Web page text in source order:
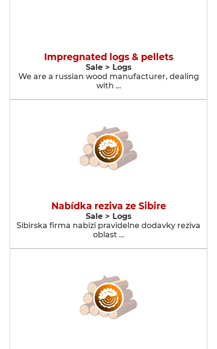
Impregnated logs & pellets
Sale > Logs
We are a russian wood manufacturer, dealing
with …
Nabídka reziva ze Sibire
Sale > Logs
Sibirska firma nabizi pravidelne dodavky reziva
oblast …